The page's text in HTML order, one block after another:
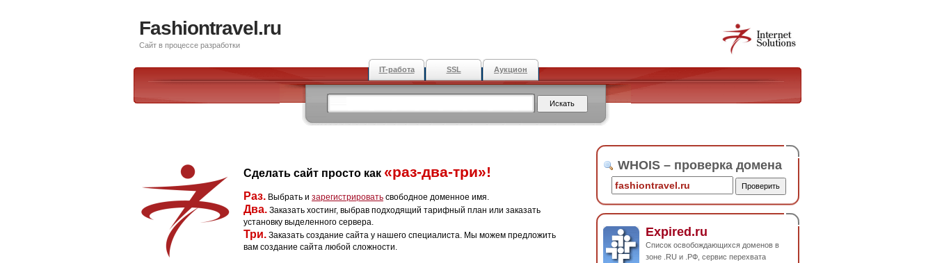
Fashiontravel.ru
Сайт в процессе разработки
IT-работа SSL Аукцион
Сделать сайт просто как «раз-два-три»!
Раз. Выбрать и зарегистрировать свободное доменное имя.
Два. Заказать хостинг, выбрав подходящий тарифный план или заказать
установку выделенного сервера.
Три. Заказать создание сайта у нашего специалиста. Мы можем предложить
вам создание сайта любой сложности.
WHOIS – проверка домена
Expired.ru
Список освобождающихся доменов в
зоне .RU и .РФ, сервис перехвата